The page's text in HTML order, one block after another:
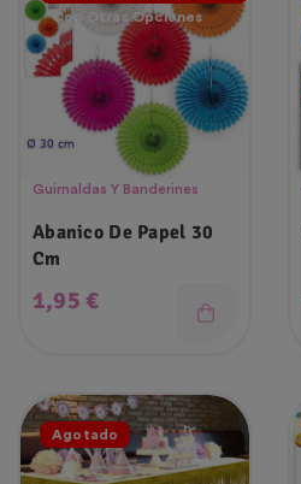
Con Otras Opciones
Guirnaldas Y Banderines
Abanico De Papel 30
Cm
Precio
1,95 €
Agotado